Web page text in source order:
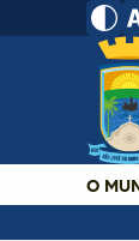
O